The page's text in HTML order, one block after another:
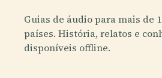
Guias de áudio para mais de
países. História, relatos e
disponíveis offline.